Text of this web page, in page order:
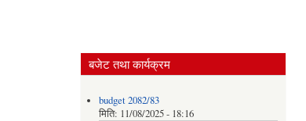
बजेट तथा कार्यक्रम
budget 2082/83
मिति: 11/08/2025 - 18:16